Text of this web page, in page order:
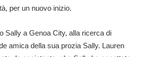
per un nuovo inizio.
Sally a Genoa City, alla ricerca di
amica della sua prozia Sally. Lauren